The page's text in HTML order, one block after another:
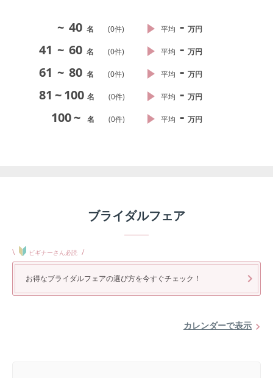
~ 40 名 (0件) 平均 - 万円
41 ~ 60 名 (0件) 平均 - 万円
61 ~ 80 名 (0件) 平均 - 万円
81 ~100 名 (0件) 平均 - 万円
100~ 名 (0件) 平均 - 万円
ブライダルフェア
\ ビギナーさん必読 /
お得なブライダルフェアの選び方を今すぐチェック！
カレンダーで表示